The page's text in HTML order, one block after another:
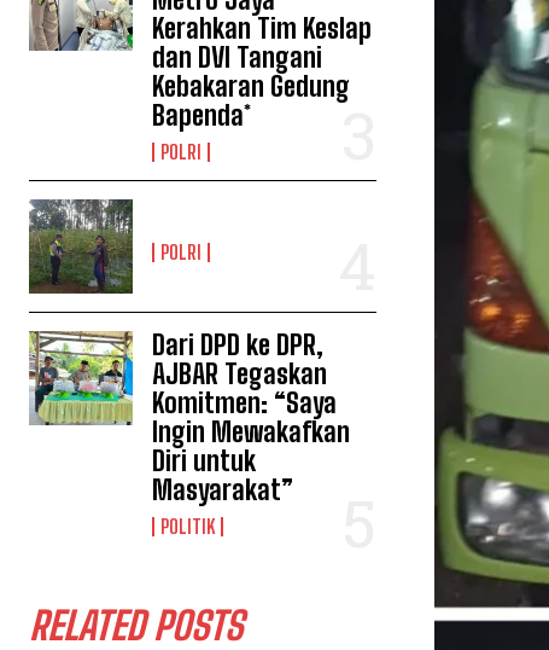
Kerahkan Tim Keslap
dan DVI Tangani
Kebakaran Gedung
Bapenda*
POLRI
POLRI
Dari DPD ke DPR,
AJBAR Tegaskan
Komitmen: “Saya
Ingin Mewakafkan
Diri untuk
Masyarakat”
POLITIK
RELATED POSTS